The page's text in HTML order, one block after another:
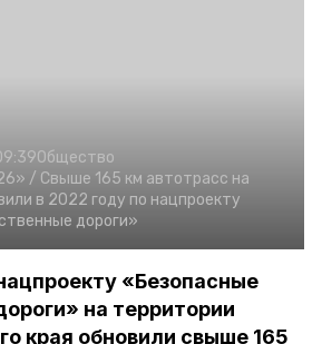
Общество
/ Свыше 165 км автотрасс на
в 2022 году по нацпроекту
дороги»
«Безопасные
на территории
края обновили свыше 165